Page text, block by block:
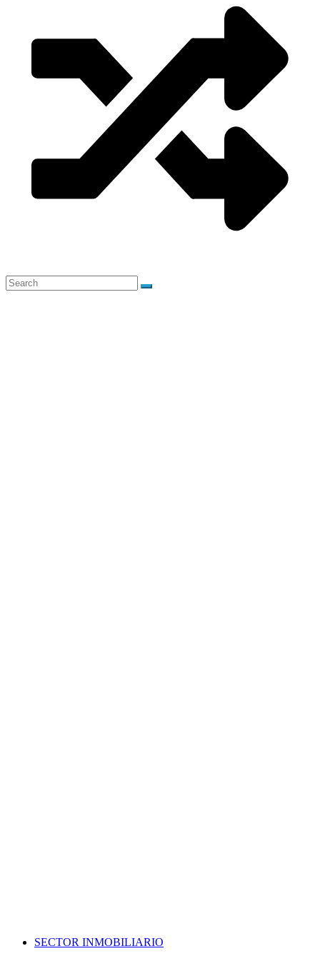
SECTOR INMOBILIARIO